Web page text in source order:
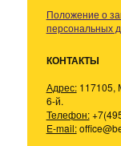
Положение о
персональных
КОНТАКТЫ
Адрес:117105,
6-й.
Телефон:
E-mail: